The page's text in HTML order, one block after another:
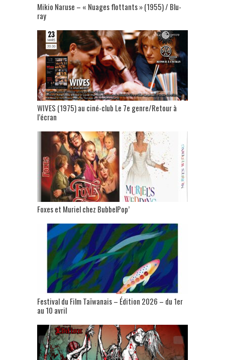
Mikio Naruse – « Nuages flottants » (1955) / Blu-
ray
WIVES (1975) au ciné-club Le 7e genre/Retour à
l’écran
Foxes et Muriel chez BubbelPop’
Festival du Film Taïwanais – Édition 2026 – du 1er
au 10 avril